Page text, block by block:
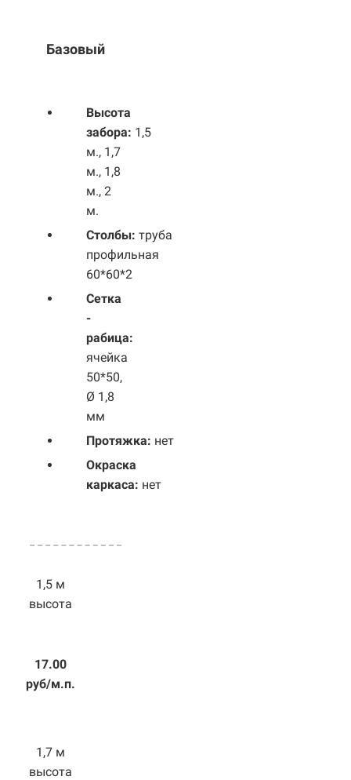
Базовый
Высота
забора: 1,5
м., 1,7
м., 1,8
м., 2
м.
Столбы: труба
профильная
60*60*2
Сетка
-
рабица:
ячейка
50*50,
Ø 1,8
мм
Протяжка: нет
Окраска
каркаса: нет
1,5 м
высота
17.00
руб/м.п.
1,7 м
высота